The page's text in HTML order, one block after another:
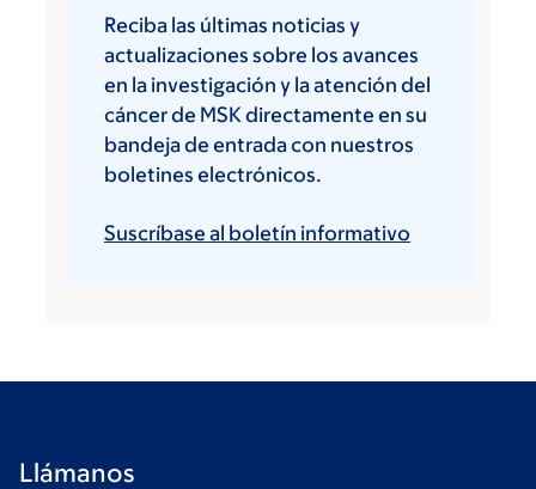
Reciba las últimas noticias y
actualizaciones sobre los avances
en la investigación y la atención del
cáncer de MSK directamente en su
bandeja de entrada con nuestros
boletines electrónicos.
Suscríbase al boletín informativo
Llámanos